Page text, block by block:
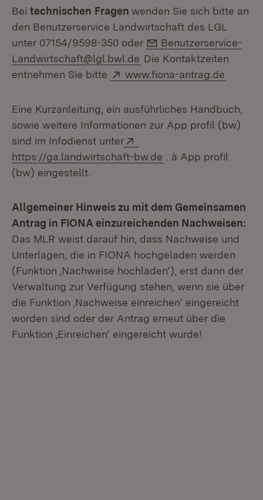
Bei technischen Fragen wenden Sie sich bitte an
den Benutzerservice Landwirtschaft des LGL
unter 07154/9598-350 oder
E-Mail:
Benutzerservice-
Landwirtschaft@lgl.bwl.de Die Kontaktzeiten
entnehmen Sie bitte
Extern:
www.fiona-antrag.de
Eine Kurzanleitung, ein ausführliches Handbuch,
sowie weitere Informationen zur App profil (bw)
sind im Infodienst unter
https://ga.landwirtschaft-bw.de (Öffnet in neuem
. à App profil
(bw) eingestellt.
Allgemeiner Hinweis zu mit dem Gemeinsamen
Antrag in FIONA einzureichenden Nachweisen:
Das MLR weist darauf hin, dass Nachweise und
Unterlagen, die in FIONA hochgeladen werden
(Funktion ‚Nachweise hochladen‘), erst dann der
Verwaltung zur Verfügung stehen, wenn sie über
die Funktion ‚Nachweise einreichen‘ eingereicht
worden sind oder der Antrag erneut über die
Funktion ‚Einreichen‘ eingereicht wurde!